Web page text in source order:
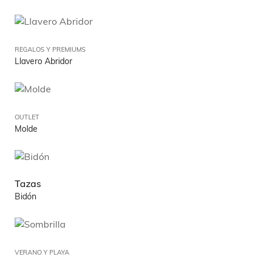
REGALOS Y PREMIUMS
Llavero Abridor
OUTLET
Molde
Tazas
Bidón
VERANO Y PLAYA